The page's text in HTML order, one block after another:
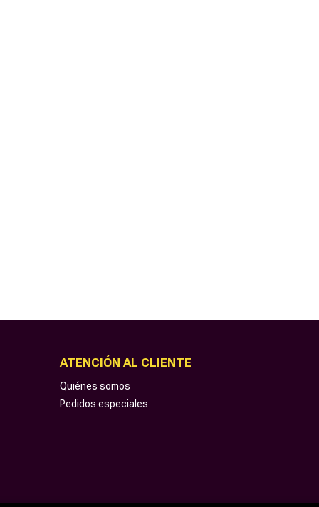
ATENCIÓN AL CLIENTE
Quiénes somos
Pedidos especiales